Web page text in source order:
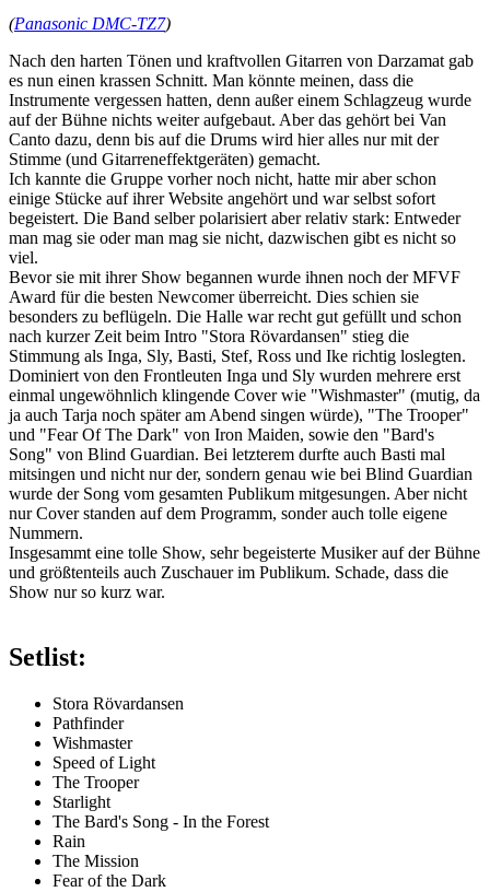
(Panasonic DMC-TZ7)
Nach den harten Tönen und kraftvollen Gitarren von Darzamat gab
es nun einen krassen Schnitt. Man könnte meinen, dass die
Instrumente vergessen hatten, denn außer einem Schlagzeug wurde
auf der Bühne nichts weiter aufgebaut. Aber das gehört bei Van
Canto dazu, denn bis auf die Drums wird hier alles nur mit der
Stimme (und Gitarreneffektgeräten) gemacht.
Ich kannte die Gruppe vorher noch nicht, hatte mir aber schon
einige Stücke auf ihrer Website angehört und war selbst sofort
begeistert. Die Band selber polarisiert aber relativ stark: Entweder
man mag sie oder man mag sie nicht, dazwischen gibt es nicht so
viel.
Bevor sie mit ihrer Show begannen wurde ihnen noch der MFVF
Award für die besten Newcomer überreicht. Dies schien sie
besonders zu beflügeln. Die Halle war recht gut gefüllt und schon
nach kurzer Zeit beim Intro "Stora Rövardansen" stieg die
Stimmung als Inga, Sly, Basti, Stef, Ross und Ike richtig loslegten.
Dominiert von den Frontleuten Inga und Sly wurden mehrere erst
einmal ungewöhnlich klingende Cover wie "Wishmaster" (mutig, da
ja auch Tarja noch später am Abend singen würde), "The Trooper"
und "Fear Of The Dark" von Iron Maiden, sowie den "Bard's
Song" von Blind Guardian. Bei letzterem durfte auch Basti mal
mitsingen und nicht nur der, sondern genau wie bei Blind Guardian
wurde der Song vom gesamten Publikum mitgesungen. Aber nicht
nur Cover standen auf dem Programm, sonder auch tolle eigene
Nummern.
Insgesammt eine tolle Show, sehr begeisterte Musiker auf der Bühne
und größtenteils auch Zuschauer im Publikum. Schade, dass die
Show nur so kurz war.
Setlist:
Stora Rövardansen
Pathfinder
Wishmaster
Speed of Light
The Trooper
Starlight
The Bard's Song - In the Forest
Rain
The Mission
Fear of the Dark